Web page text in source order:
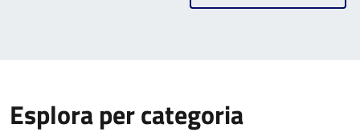
Esplora per categoria